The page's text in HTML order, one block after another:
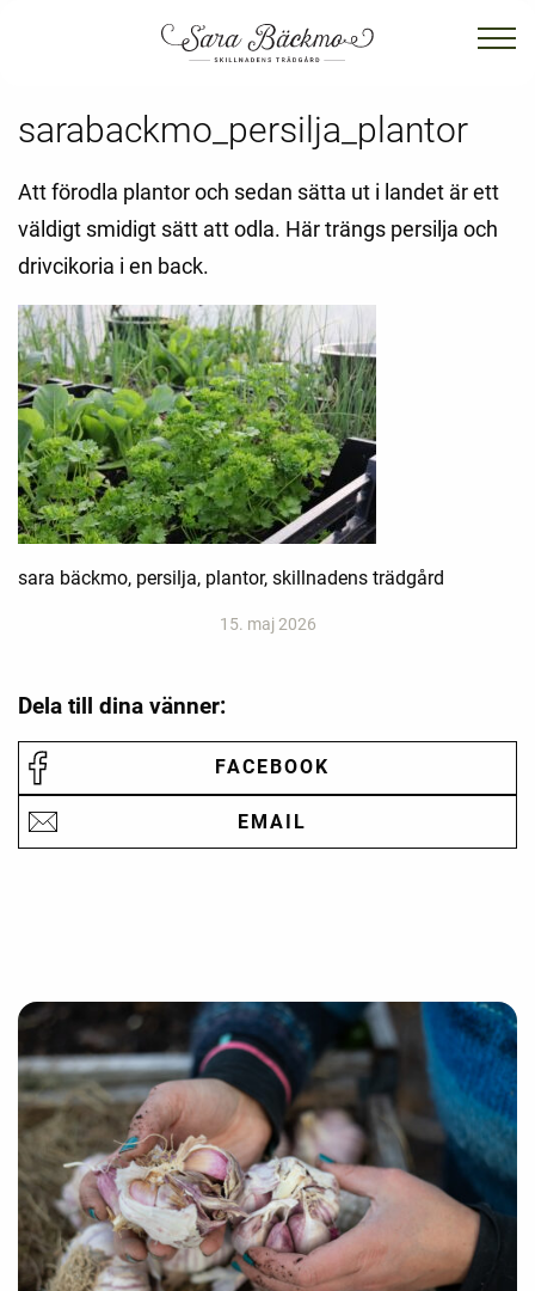
sarabackmo_persilja_plantor
Att förodla plantor och sedan sätta ut i landet är ett
väldigt smidigt sätt att odla. Här trängs persilja och
drivcikoria i en back.
sara bäckmo, persilja, plantor, skillnadens trädgård
15. maj 2026
Dela till dina vänner:
FACEBOOK
EMAIL